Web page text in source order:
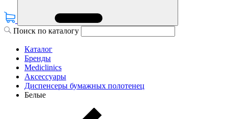
Поиск по каталогу
Каталог
Бренды
Mediclinics
Аксессуары
Диспенсеры бумажных полотенец
Белые